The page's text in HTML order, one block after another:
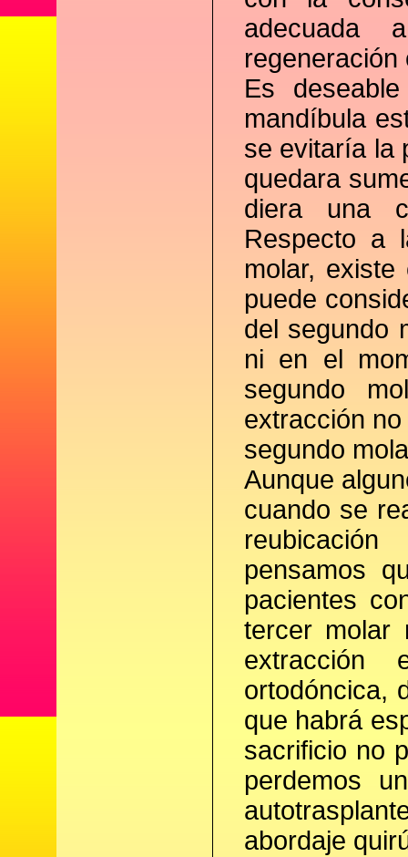
adecuada
regeneración
Es
mandíbula
se evitaría la
quedara
diera una
Respecto a
molar,
puede
del segundo
ni en el
segundo
extracción
segundo
Aunque
cuando se
pensamos
pacientes
tercer molar
extracción
ortodóncica,
que habrá
sacrificio no
perdemos
abordaje